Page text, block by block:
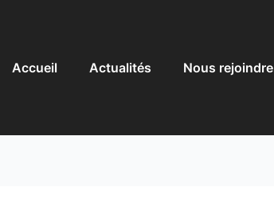
Accueil
Actualités Nous rejoindre